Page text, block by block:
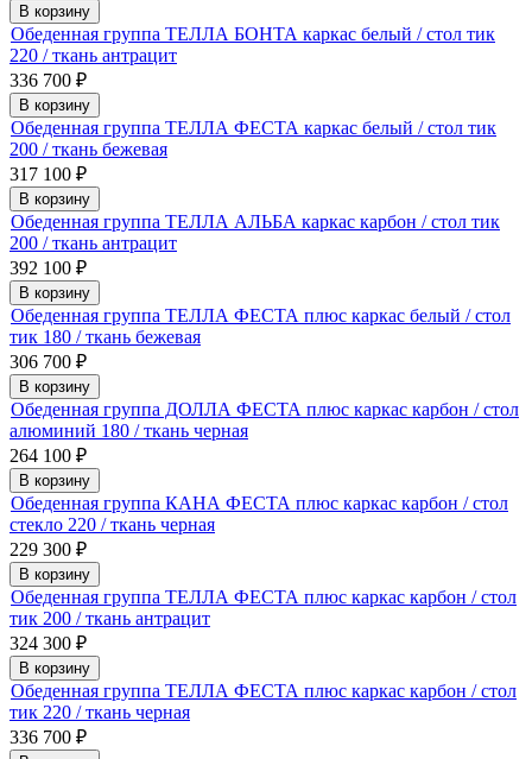
В корзину
Обеденная группа ТЕЛЛА БОНТА каркас белый / стол тик
220 / ткань антрацит
336 700 ₽
В корзину
Обеденная группа ТЕЛЛА ФЕСТА каркас белый / стол тик
200 / ткань бежевая
317 100 ₽
В корзину
Обеденная группа ТЕЛЛА АЛЬБА каркас карбон / стол тик
200 / ткань антрацит
392 100 ₽
В корзину
Обеденная группа ТЕЛЛА ФЕСТА плюс каркас белый / стол
тик 180 / ткань бежевая
306 700 ₽
В корзину
Обеденная группа ДОЛЛА ФЕСТА плюс каркас карбон / стол
алюминий 180 / ткань черная
264 100 ₽
В корзину
Обеденная группа КАНА ФЕСТА плюс каркас карбон / стол
стекло 220 / ткань черная
229 300 ₽
В корзину
Обеденная группа ТЕЛЛА ФЕСТА плюс каркас карбон / стол
тик 200 / ткань антрацит
324 300 ₽
В корзину
Обеденная группа ТЕЛЛА ФЕСТА плюс каркас карбон / стол
тик 220 / ткань черная
336 700 ₽